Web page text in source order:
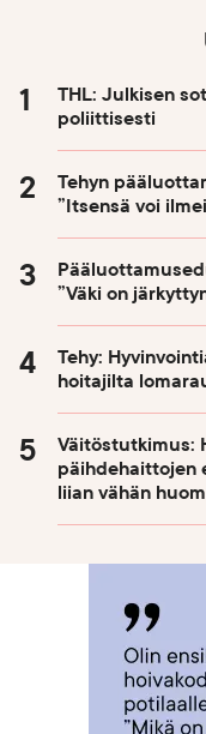
THL: Julkisen
poliittisesti
Tehyn
”Itsensä voi
”Väki on
Tehy:
hoitajilta
Väitöstutkimus:
päihdehaittojen
liian vähän